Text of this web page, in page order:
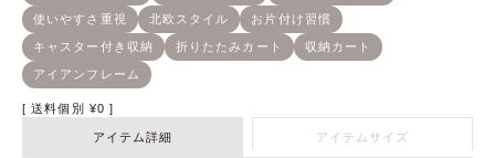
送料個別 ¥0
アイテム詳細 アイテムサイズ